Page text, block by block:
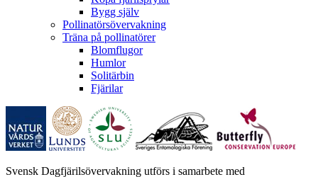
Bygg själv
Pollinatörsövervakning
Träna på pollinatörer
Blomflugor
Humlor
Solitärbin
Fjärilar
Svensk Dagfjärilsövervakning utförs i samarbete med